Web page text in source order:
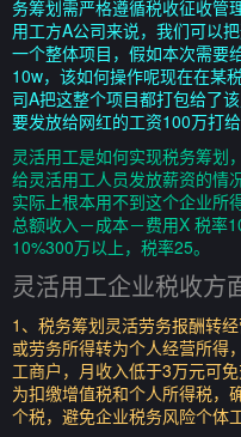
务筹划需严格遵循税收征收管
用工方A公司来说，我们可以
一个整体项目，假如本次需要
10w，该如何操作呢现在在某
司A把这整个项目都打包给了
要发放给网红的工资100万打给
灵活用工是如何实现税务筹划
给灵活用工人员发放薪资的情
实际上根本用不到这个企业所
总额收入－成本－费用X 税率
10%300万以上，税率25。
灵活用工企业税收方
1、税务筹划灵活劳务报酬转
或劳务所得转为个人经营所得
工商户，月收入低于3万元可
为扣缴增值税和个人所得税，
个税，避免企业税务风险个体